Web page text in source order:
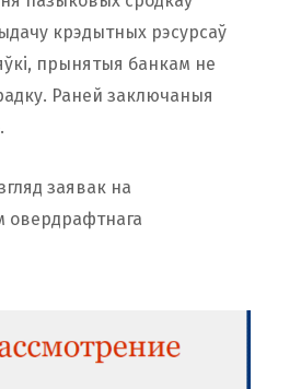
крэдытных рэсурсаў
прынятыя банкам не
Раней заключаныя
заявак на
овердрафтнага